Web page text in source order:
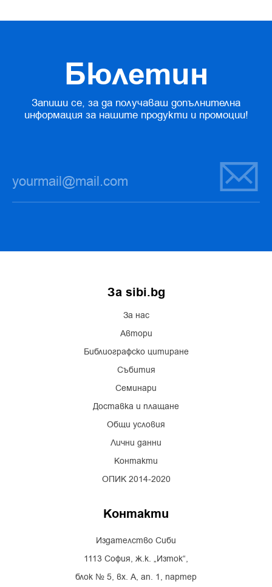
Бюлетин
Запиши се, за да получаваш допълнителна
информация за нашите продукти и промоции!
За sibi.bg
За нас
Автори
Библиографско цитиране
Събития
Семинари
Доставка и плащане
Общи условия
Лични данни
Контакти
ОПИК 2014-2020
Контакти
Издателство Сиби
1113 София, ж.к. „Изток“,
блок № 5, вх. А, ап. 1, партер